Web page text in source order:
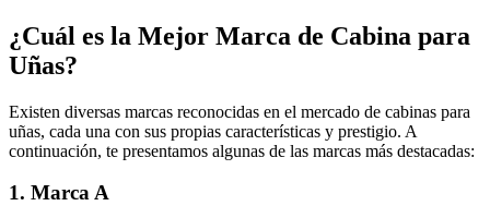
¿Cuál es la Mejor Marca de Cabina para
Uñas?
Existen diversas marcas reconocidas en el mercado de cabinas para
uñas, cada una con sus propias características y prestigio. A
continuación, te presentamos algunas de las marcas más destacadas:
1. Marca A